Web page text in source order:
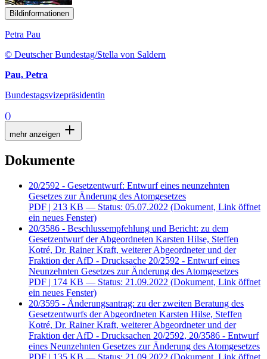
Bildinformationen
Petra Pau
© Deutscher Bundestag/Stella von Saldern
Pau, Petra
Bundestagsvizepräsidentin
()
mehr anzeigen
Dokumente
20/2592 - Gesetzentwurf: Entwurf eines neunzehnten
Gesetzes zur Änderung des Atomgesetzes
PDF | 213 KB — Status: 05.07.2022 (Dokument, Link öffnet
ein neues Fenster)
20/3586 - Beschlussempfehlung und Bericht: zu dem
Gesetzentwurf der Abgeordneten Karsten Hilse, Steffen
Kotré, Dr. Rainer Kraft, weiterer Abgeordneter und der
Fraktion der AfD - Drucksache 20/2592 - Entwurf eines
Neunzehnten Gesetzes zur Änderung des Atomgesetzes
PDF | 174 KB — Status: 21.09.2022 (Dokument, Link öffnet
ein neues Fenster)
20/3595 - Änderungsantrag: zu der zweiten Beratung des
Gesetzentwurfs der Abgeordneten Karsten Hilse, Steffen
Kotré, Dr. Rainer Kraft, weiterer Abgeordneter und der
Fraktion der AfD - Drucksachen 20/2592, 20/3586 - Entwurf
eines Neunzehnten Gesetzes zur Änderung des Atomgesetzes
PDF | 135 KB — Status: 21.09.2022 (Dokument, Link öffnet